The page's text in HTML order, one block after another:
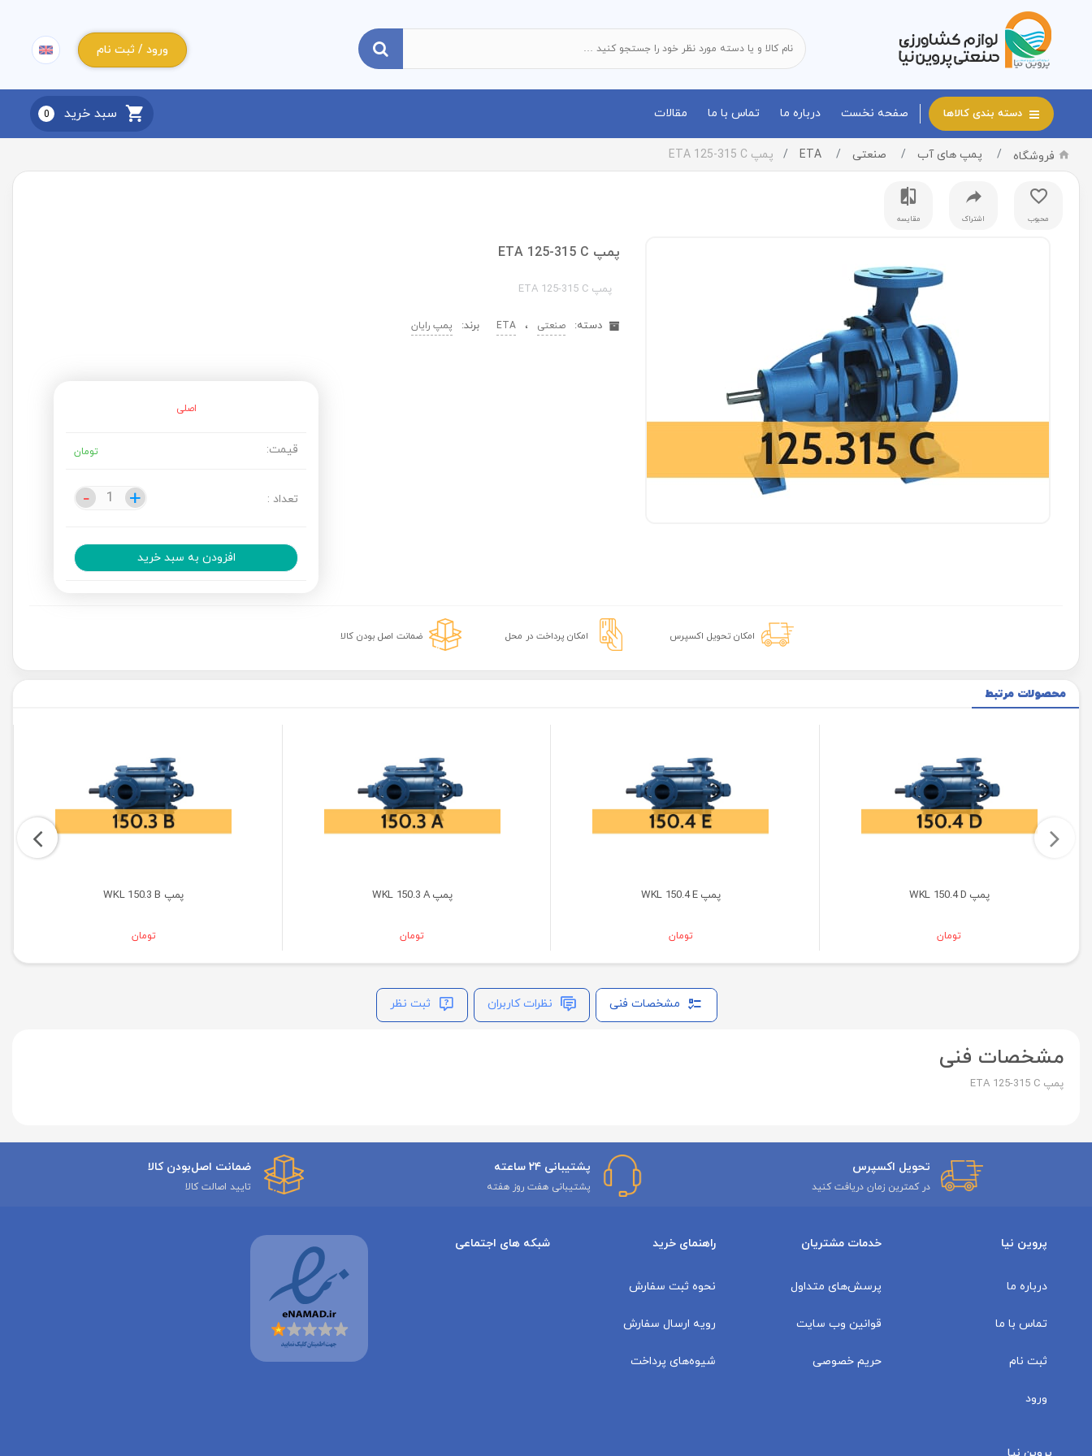
ورود / ثبت نام
دسته بندی کالاها صفحه نخست درباره ما تماس با ما مقالات سبد خرید 0
فروشگاه پمپ های آب صنعتی ETA پمپ ETA 125-315 C
محبوب اشتراک مقایسه
پمپ ETA 125-315 C
پمپ ETA 125-315 C
دسته: صنعتی ، ETA برند: پمپ رایان
اصلی
قیمت: تومان
تعداد : +
- +
-
افزودن به سبد خرید
امکان تحویل اکسپرس امکان پرداخت در محل ضمانت اصل بودن کالا
محصولات مرتبط
پمپ WKL 150.4 D
تومان
پمپ WKL 150.4 E
تومان
پمپ WKL 150.3 A
تومان
پمپ WKL 150.3 B
تومان
مشخصات فنی نظرات کاربران ثبت نظر
مشخصات فنی
پمپ ETA 125-315 C
تحویل اکسپرس
در کمترین زمان دریافت کنید
پشتیبانی ۲۴ ساعته
پشتیبانی هفت روز هفته
ضمانت اصل‌بودن کالا
تایید اصالت کالا
پروین نیا
درباره ما
تماس با ما
ثبت نام
ورود
خدمات مشتریان
پرسش‌های متداول
قوانین وب سایت
حریم خصوصی
راهنمای خرید
نحوه ثبت سفارش
رویه ارسال سفارش
شیوه‌های پرداخت
شبکه های اجتماعی